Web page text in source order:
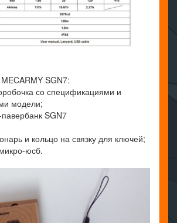
SGN7:
со спецификациями и
модели;
SGN7
и кольцо на связку для ключей;
юсб.